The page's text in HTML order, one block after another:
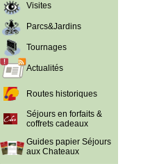
Visites
Parcs&Jardins
Tournages
Actualités
Routes historiques
Séjours en forfaits &
coffrets cadeaux
Guides papier Séjours
aux Chateaux